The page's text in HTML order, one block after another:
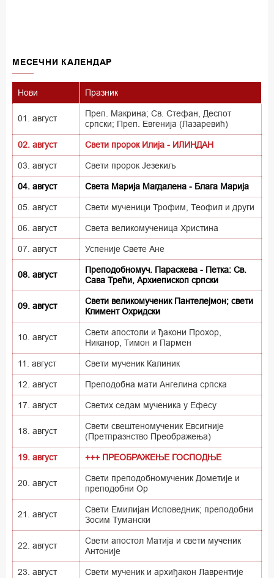
MECEЧНИ КАЛЕНДАР
Нови Празник
01. август
Преп. Макрина; Св. Стефан, Деспот
српски; Преп. Евгенија (Лазаревић)
02. август Свети пророк Илија - ИЛИНДАН
03. август Свети пророк Језекиљ
04. август Света Марија Магдалена - Блага Марија
05. август Свети мученици Трофим, Теофил и други
06. август Света великомученица Христина
07. август Успеније Свете Ане
08. август
Преподобномуч. Параскева - Петка: Св.
Сава Трећи, Архиепископ српски
09. август
Свети великомученик Пантелејмон; свети
Климент Охридски
10. август
Свети апостоли и ђакони Прохор,
Никанор, Тимон и Пармен
11. август Свети мученик Калиник
12. август Преподобна мати Ангелина српска
17. август Светих седам мученика у Ефесу
18. август
Свети свештеномученик Евсигније
(Претпразнство Преображења)
19. август +++ ПРЕОБРАЖЕЊЕ ГОСПОДЊЕ
20. август
Свети преподобномученик Дометије и
преподобни Ор
21. август
Свети Емилијан Исповедник; преподобни
Зосим Тумански
22. август
Свети апостол Матија и свети мученик
Антоније
23. август Свети мученик и архиђакон Лаврентије